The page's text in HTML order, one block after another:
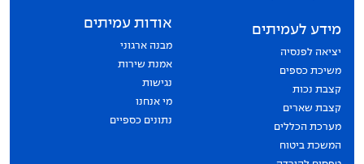
מידע לעמיתים
יציאה לפנסיה
משיכת כספים
קצבת נכות
קצבת שארים
מערכת הכללים
המשכת ביטוח
אודות עמיתים
מבנה ארגוני
אמנת שירות
נגישות
מי אנחנו
נתונים כספיים